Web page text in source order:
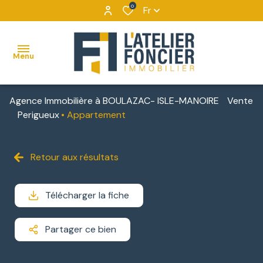
0 Fr
Menu
ACCUEIL
TERRAINS
IMMEUBLES
DE
BIENS
VENDUS
IMMOBILIER
D'ENTREPRISE
DÉCOUVRIR
NOUS
CONTACTER
NOUS
Agence Immobilière à BOULAZAC- ISLE-MANOIRE
Vente
Perigueux
Appartement
Retour aux résultats
Télécharger la fiche
Partager ce bien